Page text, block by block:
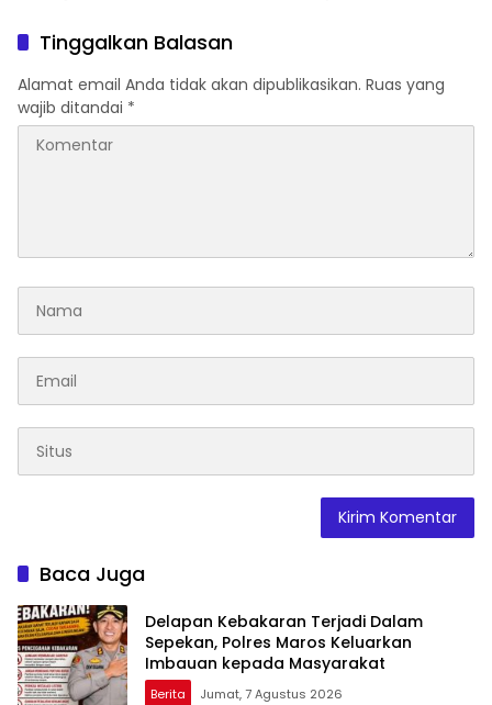
Takalar Menyalakan
Lentera Pengabdian
Melalui Malam Apresiasi
dan Inovasi Award 2026
Berprestasi
Tinggalkan Balasan
Alamat email Anda tidak akan dipublikasikan. Ruas yang
wajib ditandai *
Baca Juga
Delapan Kebakaran Terjadi Dalam
Sepekan, Polres Maros Keluarkan
Imbauan kepada Masyarakat
Berita Jumat, 7 Agustus 2026